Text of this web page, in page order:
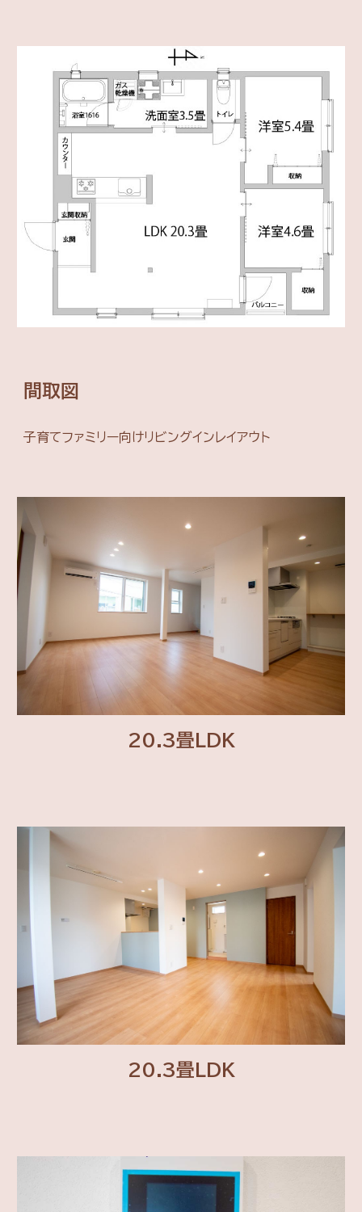
間取図
子育てファミリー向けリビングインレイアウト
20.3畳LDK
20.3畳LDK